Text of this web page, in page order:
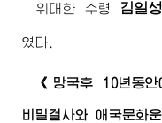
위대한 수령 김일성
였다.
《망국후 10년동
비밀결사와 애국문화